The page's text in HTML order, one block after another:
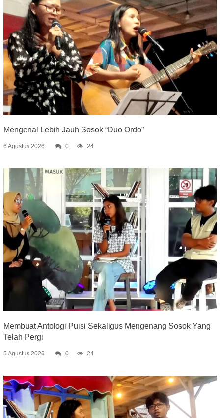
Mengenal Lebih Jauh Sosok “Duo Ordo”
6 Agustus 2026 0 24
Membuat Antologi Puisi Sekaligus Mengenang Sosok Yang
Telah Pergi
5 Agustus 2026 0 24